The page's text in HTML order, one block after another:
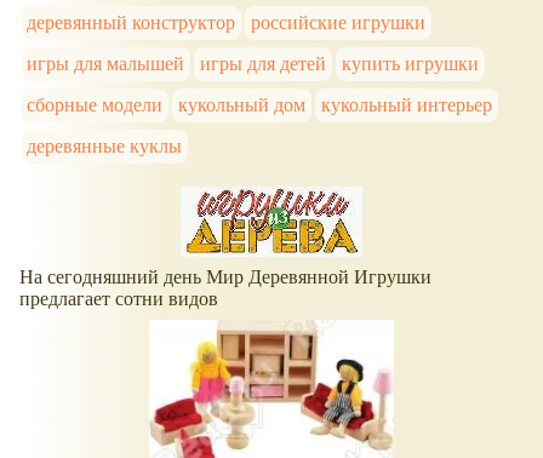
деревянный конструктор
российские игрушки
игры для малышей
игры для детей
купить игрушки
сборные модели
кукольный дом
кукольный интерьер
деревянные куклы
На сегодняшний день Мир Деревянной Игрушки
предлагает сотни видов